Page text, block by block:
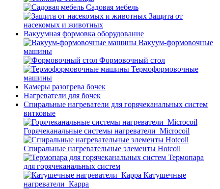
Садовая мебель
Защита от
насекомых и животных
Вакуумная формовка оборудование
Вакуум-формовочные
машины
Формовочный стол
Термоформовочные
машины
Камеры разогрева бочек
Нагреватели для бочек
Спиральные нагреватели для горячеканальных систем
витковые
Горячеканальные системы нагреватели_Microcoil
Спиральные нагревательные элементы Hotcoil
Термопара
для горячеканальных систем
Катушечные
нагреватели_Карра